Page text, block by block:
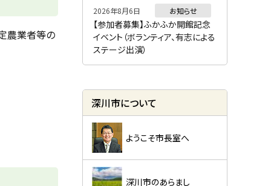
農業者等の
2026年8月6日 お知らせ
【参加者募集】ふかふか開館記念
イベント（ボランティア、有志による
ステージ出演）
深川市について
ようこそ市長室へ
深川市のあらまし